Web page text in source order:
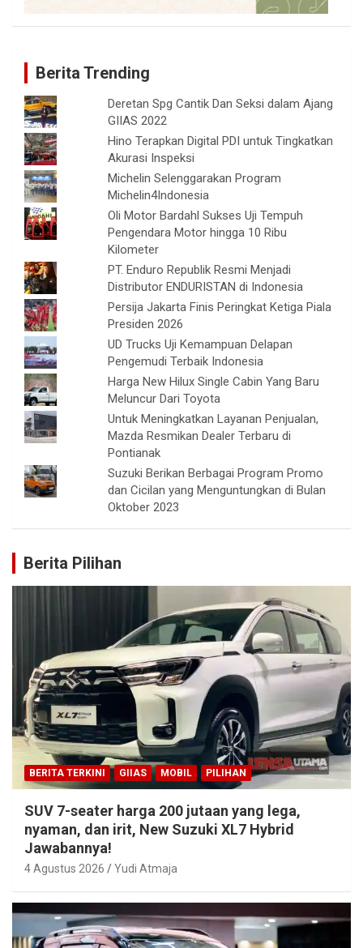
Berita Trending
Deretan Spg Cantik Dan Seksi dalam Ajang
GIIAS 2022
Hino Terapkan Digital PDI untuk Tingkatkan
Akurasi Inspeksi
Michelin Selenggarakan Program
Michelin4Indonesia
Oli Motor Bardahl Sukses Uji Tempuh
Pengendara Motor hingga 10 Ribu
Kilometer
PT. Enduro Republik Resmi Menjadi
Distributor ENDURISTAN di Indonesia
Persija Jakarta Finis Peringkat Ketiga Piala
Presiden 2026
UD Trucks Uji Kemampuan Delapan
Pengemudi Terbaik Indonesia
Harga New Hilux Single Cabin Yang Baru
Meluncur Dari Toyota
Untuk Meningkatkan Layanan Penjualan,
Mazda Resmikan Dealer Terbaru di
Pontianak
Suzuki Berikan Berbagai Program Promo
dan Cicilan yang Menguntungkan di Bulan
Oktober 2023
Berita Pilihan
BERITA TERKINI GIIAS MOBIL PILIHAN
SUV 7-seater harga 200 jutaan yang lega,
nyaman, dan irit, New Suzuki XL7 Hybrid
Jawabannya!
4 Agustus 2026 Yudi Atmaja